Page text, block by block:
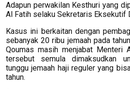
Adapun perwakilan Kesthuri yang
Al Fatih selaku Sekretaris Eksekutif
Kasus ini berkaitan dengan
sebanyak 20 ribu jemaah pada
Qoumas masih menjabat Menteri
tersebut semula dimaksudkan
tunggu jemaah haji reguler yang
tahun.